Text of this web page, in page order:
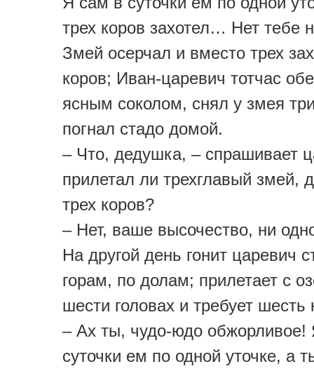
трех коров захотел… Нет тебе
Змей осерчал и вместо трех
коров; Иван-царевич тотчас
ясным соколом, снял у змея
погнал стадо домой.
– Что, дедушка, – спрашивает
прилетал ли трехглавый змей,
трех коров?
– Нет, ваше высочество, ни
На другой день гонит царевич
горам, по долам; прилетает с
шести головах и требует шесть
– Ах ты, чудо-юдо обжорливое!
суточки ем по одной уточке, а